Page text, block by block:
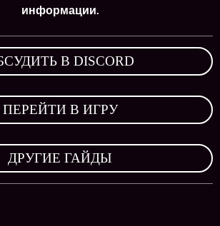
информации.
В DISCORD
ПЕРЕЙТИ В ИГРУ
ДРУГИЕ ГАЙДЫ